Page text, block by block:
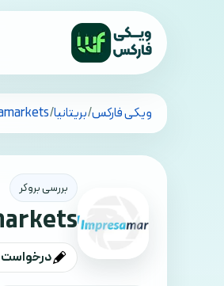
تمام کشورهاویکی فارکس/بریتانیا/
بررسی بروکر